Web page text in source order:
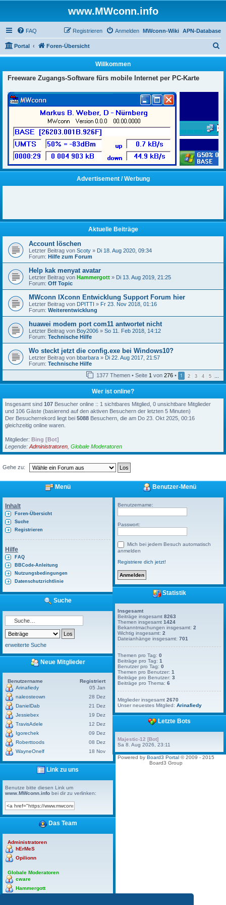
www.MWconn.info
FAQ APN-Database
MWconn-Wiki
Anmelden
Registrieren
Portal Foren-Übersicht
u
Willkommen
Freeware Zugangs-Software fürs mobile Internet per PC-Karte
Advertisement / Werbung
Aktuelle Beiträge
Account löschen
Letzter Beitrag von Scoty » Di 18. Aug 2020, 09:34
Forum: Hilfe zum Forum
Help kak menyat avatar
Letzter Beitrag von Hammergott » Di 13. Aug 2019, 21:25
Forum: Off Topic
MWconn IXconn Entwicklung Support Forum hier
Letzter Beitrag von DPITTI » Fr 23. Nov 2018, 01:16
Forum: Weiterentwicklung
huawei modem port com11 antwortet nicht
Letzter Beitrag von Boy2006 » So 11. Feb 2018, 14:12
Forum: Technische Hilfe
Wo steckt jetzt die config.exe bei Windows10?
Letzter Beitrag von bbarbara » Di 22. Aug 2017, 21:57
Forum: Technische Hilfe
1377 Themen • Seite 1 von 276 • 1 2 3 4 5 …
Wer ist online?
Insgesamt sind 107 Besucher online :: 1 sichtbares Mitglied, 0 unsichtbare Mitglieder
und 106 Gäste (basierend auf den aktiven Besuchern der letzten 5 Minuten)
Der Besucherrekord liegt bei 5088 Besuchern, die am Do 23. Okt 2025, 00:16
gleichzeitig online waren.
Mitglieder: Bing [Bot]
Legende: Administratoren Globale Moderatoren
Gehe zu:
Menü
Inhalt
Foren-Übersicht
Suche
Registrieren
Hilfe
FAQ
BBCode-Anleitung
Nutzungsbedingungen
Datenschutzrichtlinie
Suche
erweiterte Suche
Neue Mitglieder
Benutzername
Registriert
Arinafiedy
05 Jan
naleosteown
28 Dez
DanielDab
21 Dez
Jessiebex
19 Dez
TravisAdele
12 Dez
Igorechek
09 Dez
Roberttoods
08 Dez
WayneOnelf
18 Nov
Link zu uns
Benutze bitte diesen Link um
www.MWconn.info bei dir zu verlinken:
Das Team
Administratoren
hErMeS
Opilionn
Globale Moderatoren
cware
Hammergott
Benutzer-Menü
Benutzername:
Passwort:
Mich bei jedem Besuch automatisch
anmelden
Registriere dich jetzt!
Statistik
Insgesamt
Beiträge insgesamt8263
Themen insgesamt1424
Bekanntmachungen insgesamt:2
Wichtig insgesamt:2
Dateianhänge insgesamt:701
Themen pro Tag:0
Beiträge pro Tag:1
Benutzer pro Tag:0
Themen pro Benutzer:1
Beiträge pro Benutzer:3
Beiträge pro Thema:6
Mitglieder insgesamt2670
Unser neuestes Mitglied:Arinafiedy
Letzte Bots
Majestic-12 [Bot]
Sa 8. Aug 2026, 23:11
Powered by Board3 Portal© 2009 - 2015
Board3 Group